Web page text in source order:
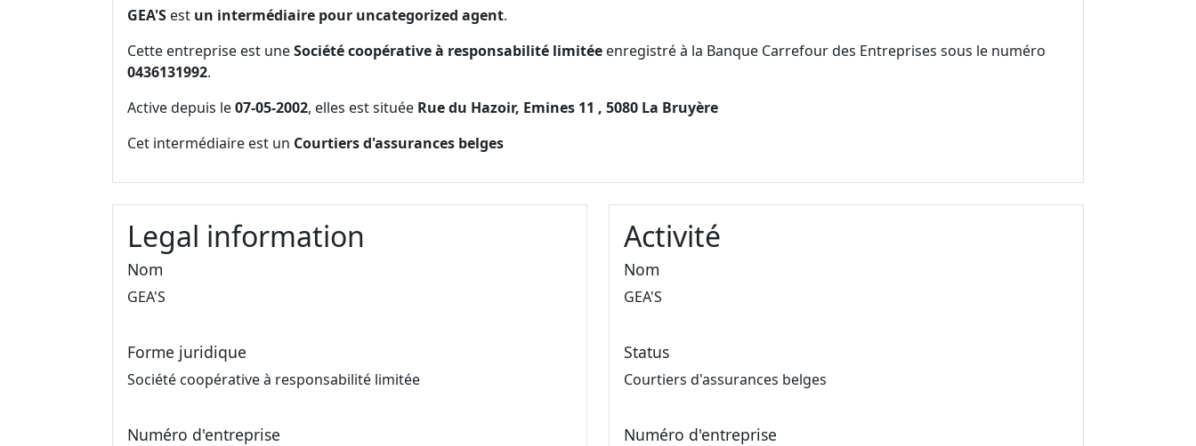
GEA'S est un intermédiaire pour uncategorized agent.
Cette entreprise est uneSociété coopérative à responsabilité limitée enregistré à la Banque Carrefour des Entreprises sous le numéro
0436131992.
Active depuis le07-05-2002, elles est située Rue du Hazoir, Emines 11 , 5080 La Bruyère
Cet intermédiaire est un Courtiers d'assurances belges
Legal information
Nom
GEA'S
Forme juridique
Société coopérative à responsabilité limitée
Numéro d'entreprise
Activité
Nom
GEA'S
Status
Courtiers d'assurances belges
Numéro d'entreprise